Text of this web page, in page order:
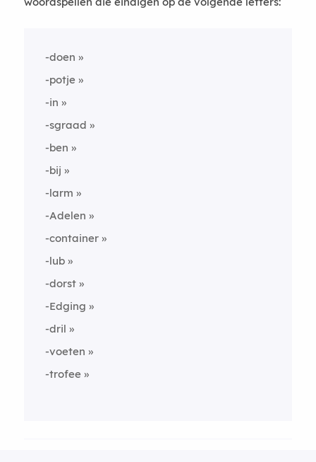
-doen
-potje
-in
-sgraad
-ben
-bij
-larm
-Adelen
-container
-lub
-dorst
-Edging
-dril
-voeten
-trofee